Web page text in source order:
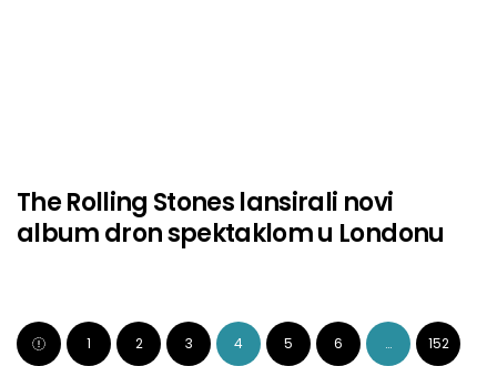
The Rolling Stones lansirali novi
album dron spektaklom u Londonu
1 2 3 4 5 6 … 152